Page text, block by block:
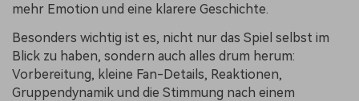
mehr Emotion und eine klarere Geschichte.
Besonders wichtig ist es, nicht nur das Spiel selbst im
Blick zu haben, sondern auch alles drum herum:
Vorbereitung, kleine Fan-Details, Reaktionen,
Gruppendynamik und die Stimmung nach einem